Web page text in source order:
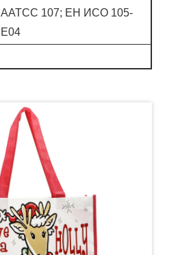
AATCC 107; ЕН ИСО 105-
Е04